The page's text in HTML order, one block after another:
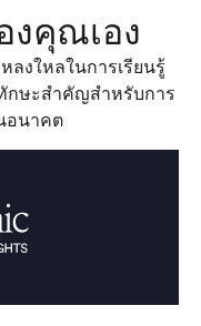
งคุณเอง
ลงใหลในการเรียนรู้
กษะสำคัญสำหรับการ
อนาคต